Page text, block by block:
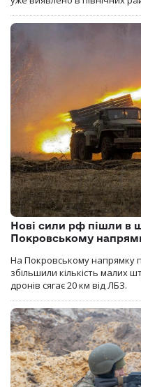
Нові сили рф пішли в
Покровському
На Покровському напрямку
збільшили кількість малих
дронів сягає 20 км від ЛБЗ.